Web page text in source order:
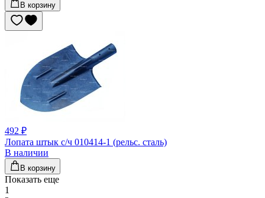
В корзину
492 ₽
Лопата штык с/ч 010414-1 (рельс. сталь)
В наличии
В корзину
Показать еще
1